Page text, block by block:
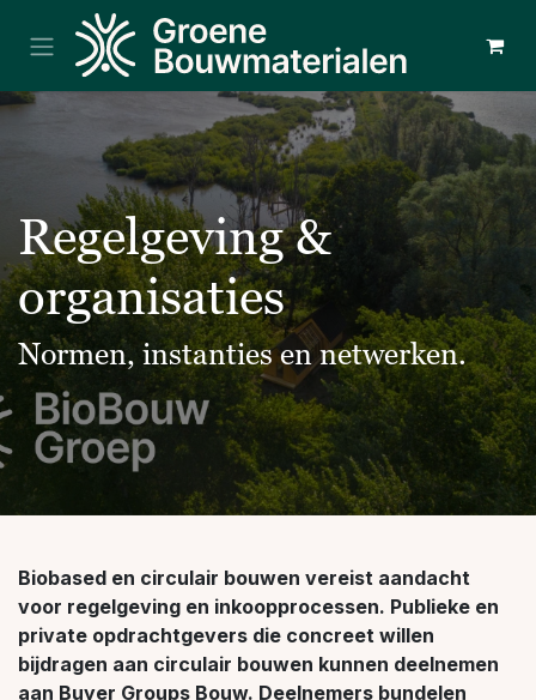
Overslaan naar inhoud
Regelgeving &
organisaties
Normen, instanties en netwerken.
Biobased en circulair bouwen vereist aandacht
voor regelgeving en inkoopprocessen. Publieke en
private opdrachtgevers die concreet willen
bijdragen aan circulair bouwen kunnen deelnemen
aan Buyer Groups Bouw. Deelnemers bundelen